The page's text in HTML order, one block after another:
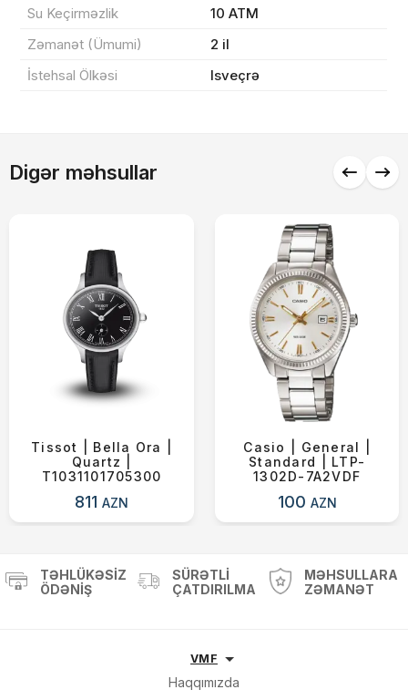
Su Keçirməzlik
10 ATM
Zəmanət (Ümumi)
2 il
İstehsal Ölkəsi
Isveçrə
Digər məhsullar
Tissot | Bella Ora |
Quartz |
T1031101705300
811AZN
Casio | General |
Standard | LTP-
1302D-7A2VDF
100 AZN
Sifarişi rəsmiləşdir
Alış-verişə davam et
TƏHLÜKƏSIZ
ÖDƏNIŞ
SÜRƏTLI
ÇATDIRILMA
MƏHSULLARA
ZƏMANƏT
VMF
Haqqımızda